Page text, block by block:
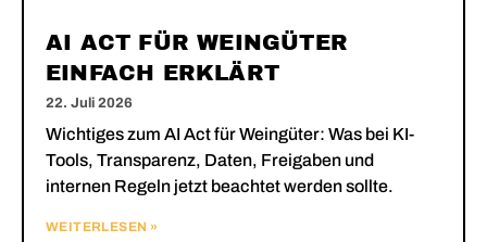
AI ACT FÜR WEINGÜTER
EINFACH ERKLÄRT
22. Juli 2026
Wichtiges zum AI Act für Weingüter: Was bei KI-
Tools, Transparenz, Daten, Freigaben und
internen Regeln jetzt beachtet werden sollte.
WEITERLESEN »